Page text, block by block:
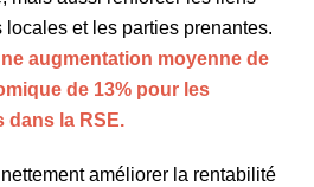
et les parties prenantes.
augmentation moyenne de
de 13% pour les
dans la RSE.
améliorer la rentabilité